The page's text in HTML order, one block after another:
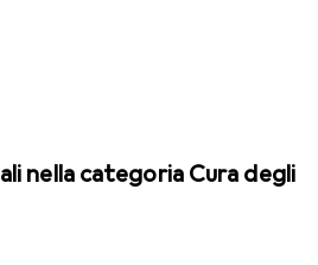
nella categoria Cura degli